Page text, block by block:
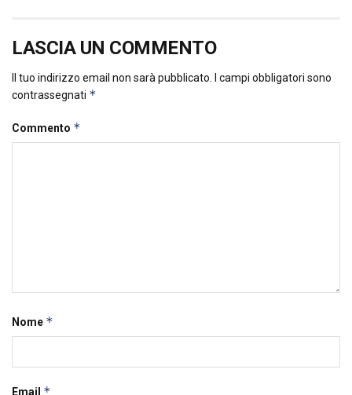
LASCIA UN COMMENTO
Il tuo indirizzo email non sarà pubblicato.
I campi obbligatori sono
contrassegnati *
Commento *
Nome *
Email *